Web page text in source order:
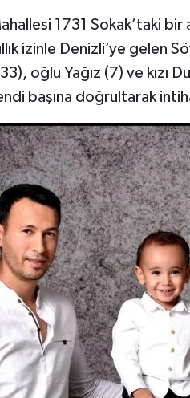
1731 Sokak’taki
izinle Denizli’ye gelen
oğlu Yağız (7) ve kızı
başına doğrultarak